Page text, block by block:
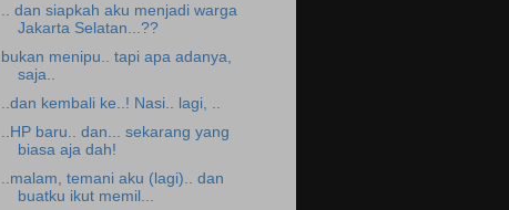
.. dan siapkah aku menjadi warga
Jakarta Selatan...??
bukan menipu.. tapi apa adanya,
saja..
..dan kembali ke..! Nasi.. lagi, ..
..HP baru.. dan... sekarang yang
biasa aja dah!
..malam, temani aku (lagi).. dan
buatku ikut memil...